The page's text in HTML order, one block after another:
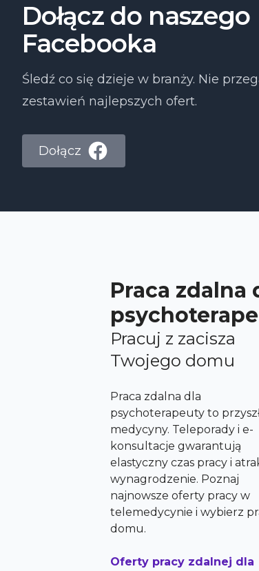
Dołącz do naszego
Facebooka
Śledź co się dzieje w branży. Nie
zestawień najlepszych ofert.
Dołącz
Praca zdalna
Pracuj z zacisza
Twojego domu
Praca zdalna dla
psychoterapeuty to
medycyny. Teleporady i e-
konsultacje gwarantują
elastyczny czas pracy i
wynagrodzenie. Poznaj
najnowsze oferty pracy w
telemedycynie i wybierz
domu.
Oferty pracy zdalnej dla